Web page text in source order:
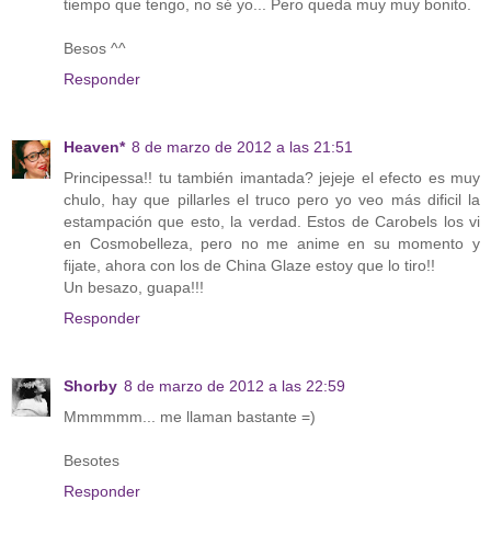
tiempo que tengo, no sé yo... Pero queda muy muy bonito.
Besos ^^
Responder
Heaven* 8 de marzo de 2012 a las 21:51
Principessa!! tu también imantada? jejeje el efecto es muy
chulo, hay que pillarles el truco pero yo veo más dificil la
estampación que esto, la verdad. Estos de Carobels los vi
en Cosmobelleza, pero no me anime en su momento y
fijate, ahora con los de China Glaze estoy que lo tiro!!
Un besazo, guapa!!!
Responder
Shorby 8 de marzo de 2012 a las 22:59
Mmmmmm... me llaman bastante =)
Besotes
Responder